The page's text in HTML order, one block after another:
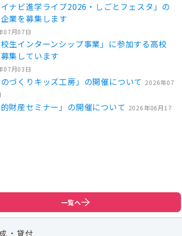
イナビ進学ライブ2026・しごとフェスタ」の
業を募集します
07月07日
校生インターンシップ事業」に参加する高校
集しています
07月03日
のづくりキッズ工房」の開催について 2026年07
的財産セミナー」の開催について 2026年06月17
一覧へ
・貸付